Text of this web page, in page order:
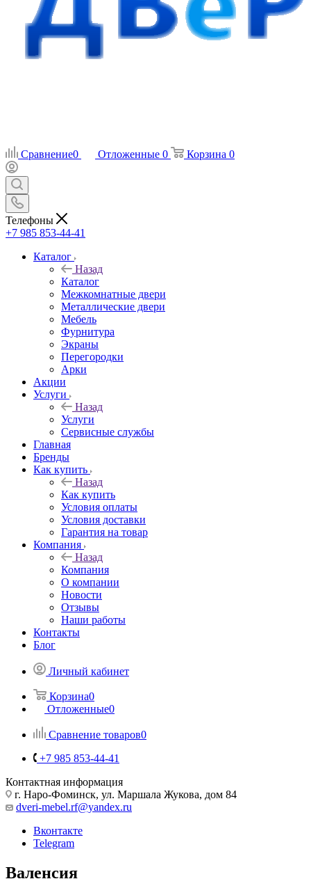
Сравнение0 Отложенные 0 Корзина 0
Телефоны
+7 985 853-44-41
Каталог
Назад
Каталог
Межкомнатные двери
Металлические двери
Мебель
Фурнитура
Экраны
Перегородки
Арки
Акции
Услуги
Назад
Услуги
Сервисные службы
Главная
Бренды
Как купить
Назад
Как купить
Условия оплаты
Условия доставки
Гарантия на товар
Компания
Назад
Компания
О компании
Новости
Отзывы
Наши работы
Контакты
Блог
Личный кабинет
Корзина0
Отложенные0
Сравнение товаров0
+7 985 853-44-41
Контактная информация
г. Наро-Фоминск, ул. Маршала Жукова, дом 84
dveri-mebel.rf@yandex.ru
Вконтакте
Telegram
Валенсия